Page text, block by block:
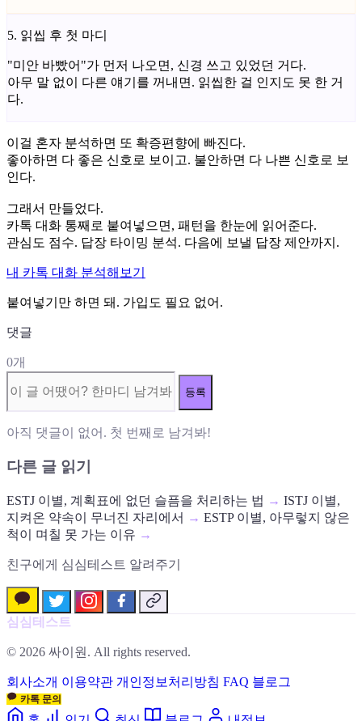
5. 읽씹 후 첫 마디
"미안 바빴어"가 먼저 나오면, 신경 쓰고 있었던 거다.
아무 말 없이 다른 얘기를 꺼내면. 읽씹한 걸 인지도 못 한 거
다.
이걸 혼자 분석하면 또 확증편향에 빠진다.
좋아하면 다 좋은 신호로 보이고. 불안하면 다 나쁜 신호로 보
인다.
그래서 만들었다.
카톡 대화 통째로 붙여넣으면, 패턴을 한눈에 읽어준다.
관심도 점수. 답장 타이밍 분석. 다음에 보낼 답장 제안까지.
내 카톡 대화 분석해보기
붙여넣기만 하면 돼. 가입도 필요 없어.
댓글
0개
등록
아직 댓글이 없어. 첫 번째로 남겨봐!
다른 글 읽기
ESTJ 이별, 계획표에 없던 슬픔을 처리하는 법 → ISTJ 이별,
지켜온 약속이 무너진 자리에서 → ESTP 이별, 아무렇지 않은
척이 며칠 못 가는 이유 →
친구에게 심심테스트 알려주기
심심테스트
© 2026 싸이원. All rights reserved.
회사소개 이용약관 개인정보처리방침 FAQ 블로그
카톡 문의